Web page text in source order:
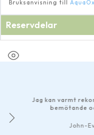
Bruksanvisning till
Reservdelar
Jag kan varmt
bemötande och
John-Evert på